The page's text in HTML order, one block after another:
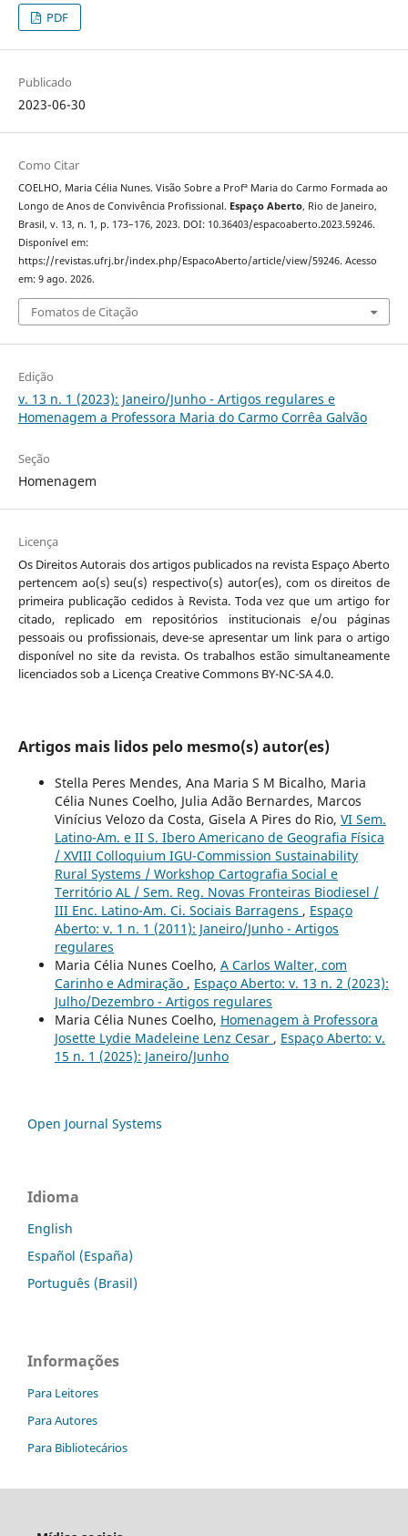
PDF
Publicado
2023-06-30
Como Citar
COELHO, Maria Célia Nunes. Visão Sobre a Profª Maria do Carmo Formada ao
Longo de Anos de Convivência Profissional. Espaço Aberto, Rio de Janeiro,
Brasil, v. 13, n. 1, p. 173–176, 2023. DOI: 10.36403/espacoaberto.2023.59246.
Disponível em:
https://revistas.ufrj.br/index.php/EspacoAberto/article/view/59246. Acesso
em: 9 ago. 2026.
Fomatos de Citação
Edição
v. 13 n. 1 (2023): Janeiro/Junho - Artigos regulares e
Homenagem a Professora Maria do Carmo Corrêa Galvão
Seção
Homenagem
Licença
Os Direitos Autorais dos artigos publicados na revista Espaço Aberto
pertencem ao(s) seu(s) respectivo(s) autor(es), com os direitos de
primeira publicação cedidos à Revista. Toda vez que um artigo for
citado, replicado em repositórios institucionais e/ou páginas
pessoais ou profissionais, deve-se apresentar um link para o artigo
disponível no site da revista. Os trabalhos estão simultaneamente
licenciados sob a Licença Creative Commons BY-NC-SA 4.0.
Artigos mais lidos pelo mesmo(s) autor(es)
Stella Peres Mendes, Ana Maria S M Bicalho, Maria
Célia Nunes Coelho, Julia Adão Bernardes, Marcos
Vinícius Velozo da Costa, Gisela A Pires do Rio, VI Sem.
Latino-Am. e II S. Ibero Americano de Geografia Física
/ XVIII Colloquium IGU-Commission Sustainability
Rural Systems / Workshop Cartografia Social e
Território AL / Sem. Reg. Novas Fronteiras Biodiesel /
III Enc. Latino-Am. Ci. Sociais Barragens , Espaço
Aberto: v. 1 n. 1 (2011): Janeiro/Junho - Artigos
regulares
Maria Célia Nunes Coelho, A Carlos Walter, com
Carinho e Admiração , Espaço Aberto: v. 13 n. 2 (2023):
Julho/Dezembro - Artigos regulares
Maria Célia Nunes Coelho, Homenagem à Professora
Josette Lydie Madeleine Lenz Cesar , Espaço Aberto: v.
15 n. 1 (2025): Janeiro/Junho
Open Journal Systems
Idioma
English
Español (España)
Português (Brasil)
Informações
Para Leitores
Para Autores
Para Bibliotecários